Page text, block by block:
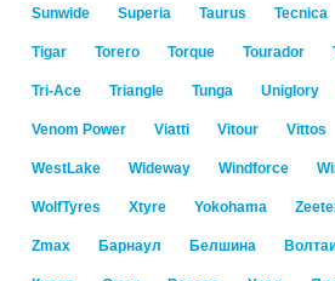
Sunwide Superia Taurus Tecnica
Tigar Torero Torque Tourador
Tri-Ace Triangle Tunga Uniglory
Venom Power Viatti Vitour Vittos
WestLake Wideway Windforce
WolfTyres Xtyre Yokohama
Zmax Барнаул Белшина